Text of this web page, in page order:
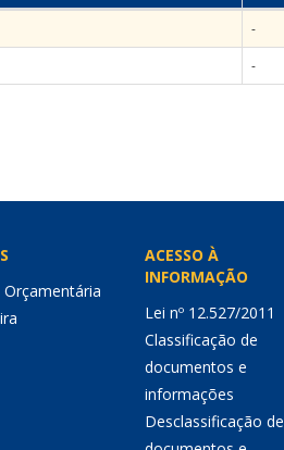
-
-
Orçamentária
ACESSO À
INFORMAÇÃO
Lei nº 12.527/2011
Classificação de
documentos e
informações
Desclassificação de